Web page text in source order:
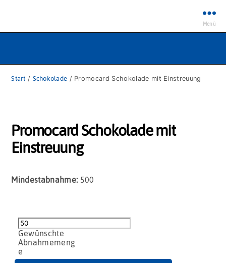
Menü
Start / Schokolade / Promocard Schokolade mit Einstreuung
Promocard Schokolade mit
Einstreuung
Mindestabnahme: 500
Promocard
Schokolade
mit
Einstreuung
Menge